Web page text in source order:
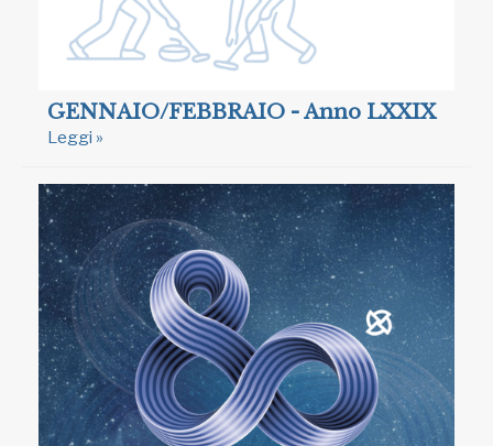
GENNAIO/FEBBRAIO - Anno LXXIX
Leggi »